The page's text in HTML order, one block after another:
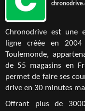
Chronodrive est une
ligne créée en
Toulemonde,
de 55 magasins en
permet de faire ses
drive en 30 minutes
Offrant plus de